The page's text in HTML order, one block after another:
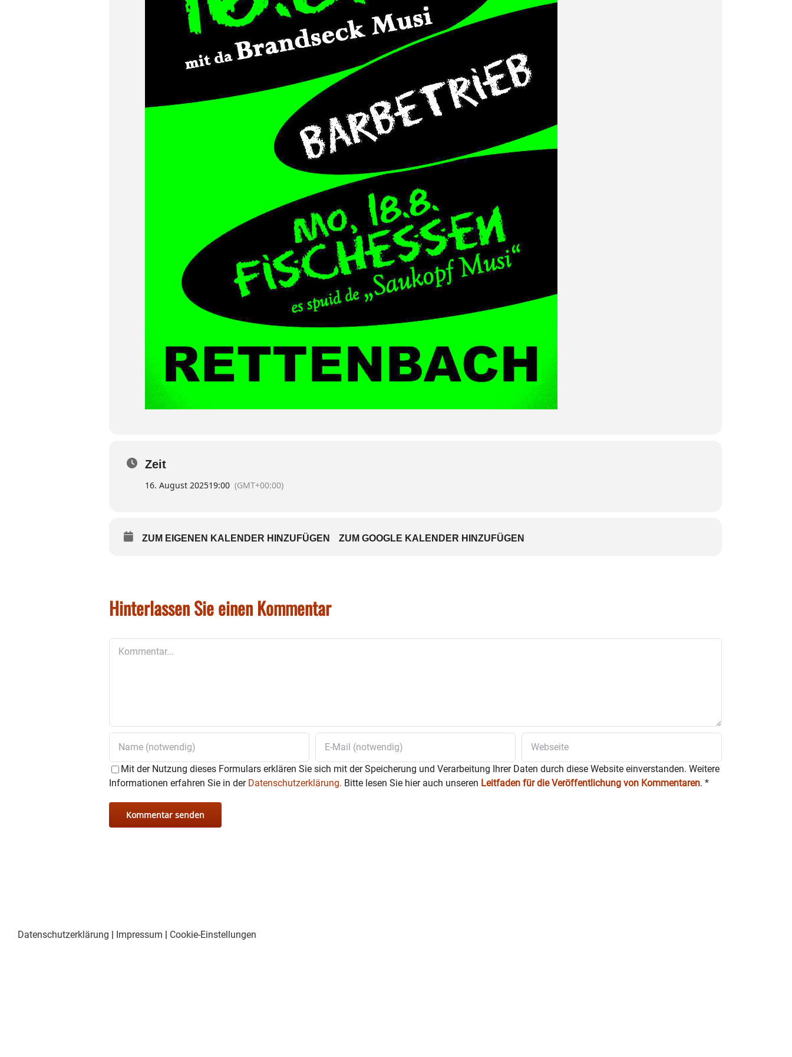
Zeit
16. August 202519:00 (GMT+00:00)
ZUM EIGENEN KALENDER HINZUFÜGEN ZUM GOOGLE KALENDER HINZUFÜGEN
Hinterlassen Sie einen Kommentar
Mit der Nutzung dieses Formulars erklären Sie sich mit der Speicherung und Verarbeitung Ihrer Daten durch diese Website einverstanden. Weitere
Informationen erfahren Sie in der Datenschutzerklärung. Bitte lesen Sie hier auch unseren Leitfaden für die Veröffentlichung von Kommentaren. *
Datenschutzerklärung | Impressum | Cookie-Einstellungen